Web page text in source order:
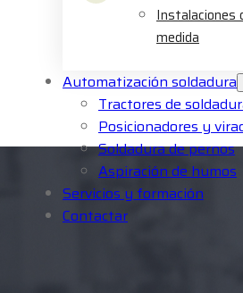
Instalaciones
medida
Automatización soldadura
Tractores de
Posicionadores y
Soldadura de pernos
Aspiración de humos
Servicios y formación
Contactar